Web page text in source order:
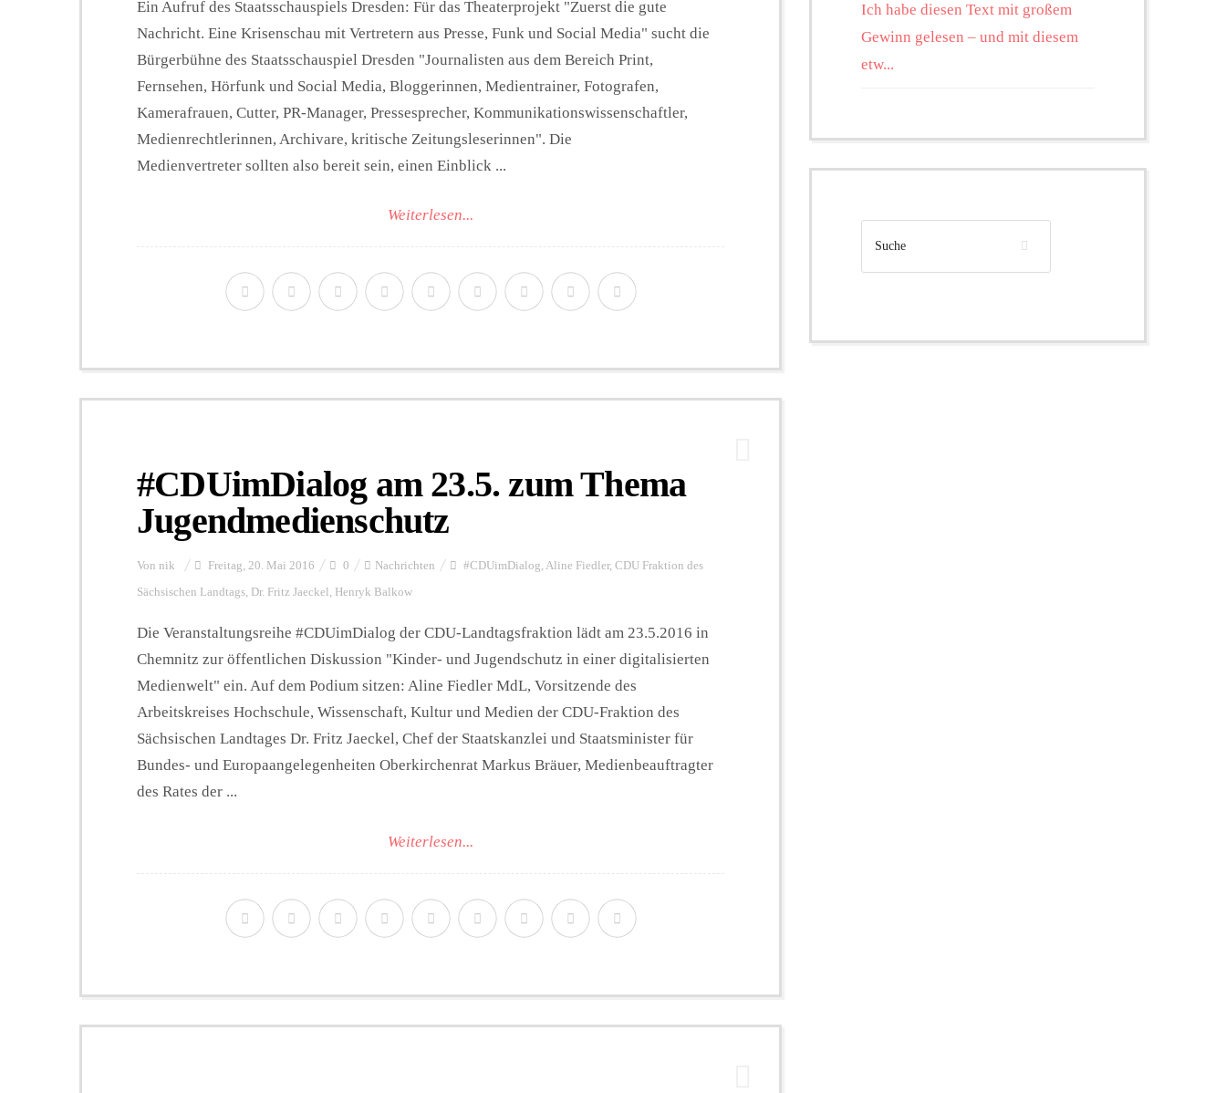
Ein Aufruf des Staatsschauspiels Dresden: Für das Theaterprojekt "Zuerst die gute
Nachricht. Eine Krisenschau mit Vertretern aus Presse, Funk und Social Media" sucht die
Bürgerbühne des Staatsschauspiel Dresden "Journalisten aus dem Bereich Print,
Fernsehen, Hörfunk und Social Media, Bloggerinnen, Medientrainer, Fotografen,
Kamerafrauen, Cutter, PR-Manager, Pressesprecher, Kommunikationswissenschaftler,
Medienrechtlerinnen, Archivare, kritische Zeitungsleserinnen". Die
Medienvertreter sollten also bereit sein, einen Einblick ...
Weiterlesen...
#CDUimDialog am 23.5. zum Thema
Jugendmedienschutz
Von nik Freitag, 20. Mai 2016 0 Nachrichten #CDUimDialog, Aline Fiedler, CDU Fraktion des
Sächsischen Landtags, Dr. Fritz Jaeckel , Henryk Balkow
Die Veranstaltungsreihe #CDUimDialog der CDU-Landtagsfraktion lädt am 23.5.2016 in
Chemnitz zur öffentlichen Diskussion "Kinder- und Jugendschutz in einer digitalisierten
Medienwelt" ein. Auf dem Podium sitzen: Aline Fiedler MdL, Vorsitzende des
Arbeitskreises Hochschule, Wissenschaft, Kultur und Medien der CDU-Fraktion des
Sächsischen Landtages Dr. Fritz Jaeckel, Chef der Staatskanzlei und Staatsminister für
Bundes- und Europaangelegenheiten Oberkirchenrat Markus Bräuer, Medienbeauftragter
des Rates der ...
Weiterlesen...
Ich habe diesen Text mit großem
Gewinn gelesen – und mit diesem
etw...